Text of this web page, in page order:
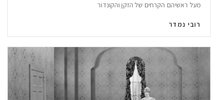
מעל ראשיהם הקרחים של הזקן והקונדור
רובי נמדר